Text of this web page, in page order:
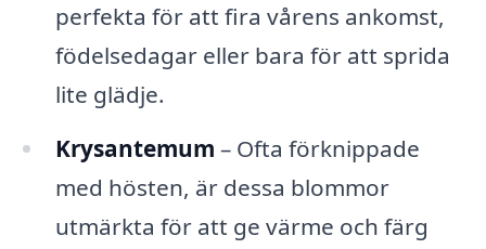
perfekta för att fira vårens ankomst,
födelsedagar eller bara för att sprida
lite glädje.
Krysantemum – Ofta förknippade
med hösten, är dessa blommor
utmärkta för att ge värme och färg